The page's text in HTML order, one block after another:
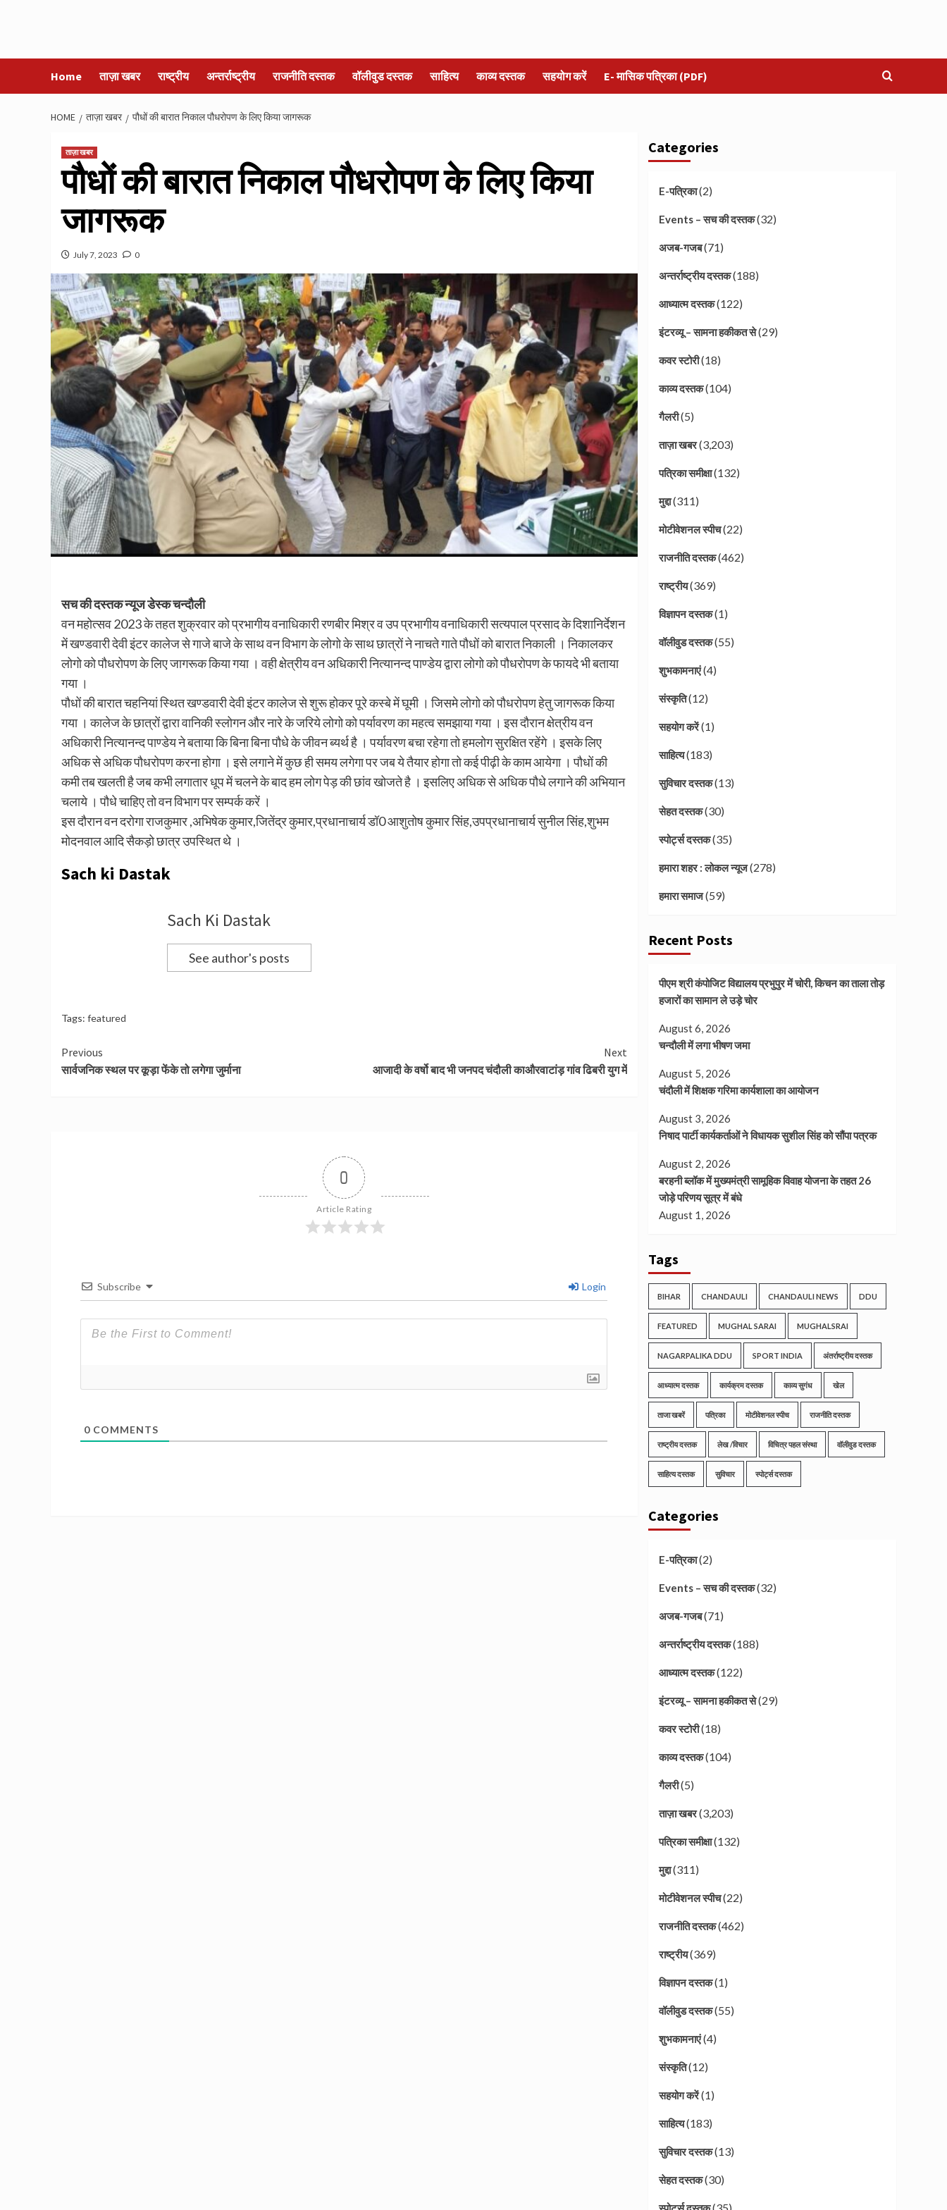
Home ताज़ा खबर राष्ट्रीय अन्तर्राष्ट्रीय राजनीति दस्तक वॉलीवुड दस्तक साहित्य काव्य दस्तक सहयोग करें E- मासिक पत्रिका (PDF)
HOME ताज़ा खबर पौधों की बारात निकाल पौधरोपण के लिए किया जागरूक
ताज़ा खबर
पौधों की बारात निकाल पौधरोपण के लिए किया
जागरूक
July 7, 2023 0
सच की दस्तक न्यूज डेस्क चन्दौली
वन महोत्सव 2023 के तहत शुक्रवार को प्रभागीय वनाधिकारी रणबीर मिश्र व उप प्रभागीय वनाधिकारी सत्यपाल प्रसाद के दिशानिर्देशन
में खण्डवारी देवी इंटर कालेज से गाजे बाजे के साथ वन विभाग के लोगो के साथ छात्रों ने नाचते गाते पौधों को बारात निकाली । निकालकर
लोगो को पौधरोपण के लिए जागरूक किया गया । वही क्षेत्रीय वन अधिकारी नित्यानन्द पाण्डेय द्वारा लोगो को पौधरोपण के फायदे भी बताया
गया ।
पौधों की बारात चहनियां स्थित खण्डवारी देवी इंटर कालेज से शुरू होकर पूरे कस्बे में घूमी । जिसमे लोगो को पौधरोपण हेतु जागरूक किया
गया । कालेज के छात्रों द्वारा वानिकी स्लोगन और नारे के जरिये लोगो को पर्यावरण का महत्व समझाया गया । इस दौरान क्षेत्रीय वन
अधिकारी नित्यानन्द पाण्डेय ने बताया कि बिना बिना पौधे के जीवन ब्यर्थ है । पर्यावरण बचा रहेगा तो हमलोग सुरक्षित रहेंगे । इसके लिए
अधिक से अधिक पौधरोपण करना होगा । इसे लगाने में कुछ ही समय लगेगा पर जब ये तैयार होगा तो कई पीढ़ी के काम आयेगा । पौधों की
कमी तब खलती है जब कभी लगातार धूप में चलने के बाद हम लोग पेड़ की छांव खोजते है । इसलिए अधिक से अधिक पौधे लगाने की अभियान
चलाये । पौधे चाहिए तो वन विभाग पर सम्पर्क करें ।
इस दौरान वन दरोगा राजकुमार ,अभिषेक कुमार,जितेंद्र कुमार,प्रधानाचार्य डॉ0 आशुतोष कुमार सिंह,उपप्रधानाचार्य सुनील सिंह,शुभम
मोदनवाल आदि सैकड़ो छात्र उपस्थित थे ।
Sach ki Dastak
Sach Ki Dastak
See author's posts
Tags: featured
Continue
Reading
Previous
सार्वजनिक स्थल पर कूड़ा फेंके तो लगेगा जुर्माना
Next
आजादी के वर्षो बाद भी जनपद चंदौली काऔरवाटांड़ गांव ढिबरी युग में
0
Article Rating
Subscribe Login
0 COMMENTS
Categories
E-पत्रिका(2)
Events – सच की दस्तक(32)
अजब-गजब(71)
अन्तर्राष्ट्रीय दस्तक(188)
आध्यात्म दस्तक(122)
इंटरव्यू – सामना हकीकत से(29)
कवर स्टोरी(18)
काव्य दस्तक(104)
गैलरी(5)
ताज़ा खबर(3,203)
पत्रिका समीक्षा(132)
मुद्दा(311)
मोटीवेशनल स्पीच(22)
राजनीति दस्तक(462)
राष्ट्रीय(369)
विज्ञापन दस्तक(1)
वॉलीवुड दस्तक(55)
शुभकामनाएं(4)
संस्कृति(12)
सहयोग करें(1)
साहित्य(183)
सुविचार दस्तक(13)
सेहत दस्तक(30)
स्पोर्ट्स दस्तक(35)
हमारा शहर : लोकल न्यूज(278)
हमारा समाज(59)
Recent Posts
पीएम श्री कंपोजिट विद्यालय प्रभुपुर में चोरी, किचन का ताला तोड़
हजारों का सामान ले उड़े चोर
August 6, 2026
चन्दौली में लगा भीषण जमा
August 5, 2026
चंदौली में शिक्षक गरिमा कार्यशाला का आयोजन
August 3, 2026
निषाद पार्टी कार्यकर्ताओं ने विधायक सुशील सिंह को सौंपा पत्रक
August 2, 2026
बरहनी ब्लॉक में मुख्यमंत्री सामूहिक विवाह योजना के तहत 26
जोड़े परिणय सूत्र में बंधे
August 1, 2026
Tags
BIHAR CHANDAULI CHANDAULI NEWS DDU
FEATURED MUGHAL SARAI MUGHALSRAI
NAGARPALIKA DDU SPORT INDIA अंतर्राष्ट्रीय दस्तक
आध्यात्म दस्तक कार्यक्रम दस्तक काव्य सुगंध खेल
ताजा खबरें पत्रिका मोटीवेशनल स्पीच राजनीति दस्तक
राष्ट्रीय दस्तक लेख /विचार विचित्र पहल संस्था वॉलीवुड दस्तक
साहित्य दस्तक सुविचार स्पोर्ट्स दस्तक
Categories
E-पत्रिका(2)
Events – सच की दस्तक(32)
अजब-गजब(71)
अन्तर्राष्ट्रीय दस्तक(188)
आध्यात्म दस्तक(122)
इंटरव्यू – सामना हकीकत से(29)
कवर स्टोरी(18)
काव्य दस्तक(104)
गैलरी(5)
ताज़ा खबर(3,203)
पत्रिका समीक्षा(132)
मुद्दा(311)
मोटीवेशनल स्पीच(22)
राजनीति दस्तक(462)
राष्ट्रीय(369)
विज्ञापन दस्तक(1)
वॉलीवुड दस्तक(55)
शुभकामनाएं(4)
संस्कृति(12)
सहयोग करें(1)
साहित्य(183)
सुविचार दस्तक(13)
सेहत दस्तक(30)